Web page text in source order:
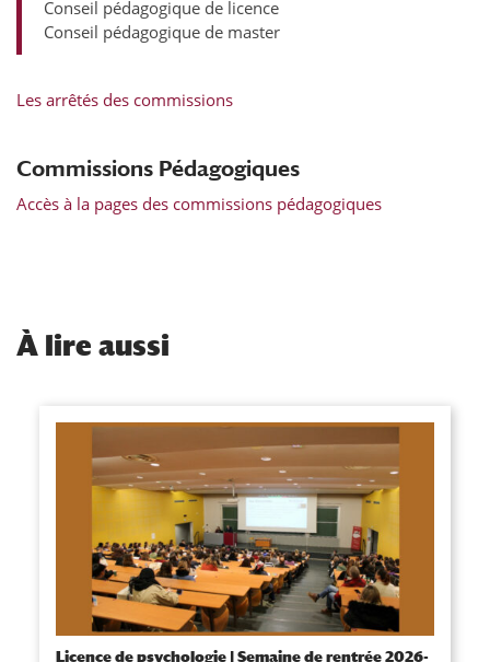
Conseil pédagogique de licence
Conseil pédagogique de master
Les arrêtés des commissions
Commissions Pédagogiques
Accès à la pages des commissions pédagogiques
À lire aussi
Licence de psychologie | Semaine de rentrée 2026-